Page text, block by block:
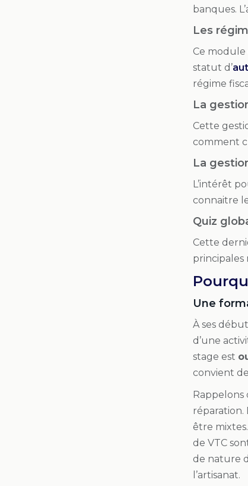
banques.
Les
Ce
statut d’
régime
La
Cette
comment
La
L’intérêt
connaitre
Quiz
Cette
principales
Une
À ses
d’une
stage est
convient
Rappelons
réparation.
être
de VTC
de nature
l’artisanat.